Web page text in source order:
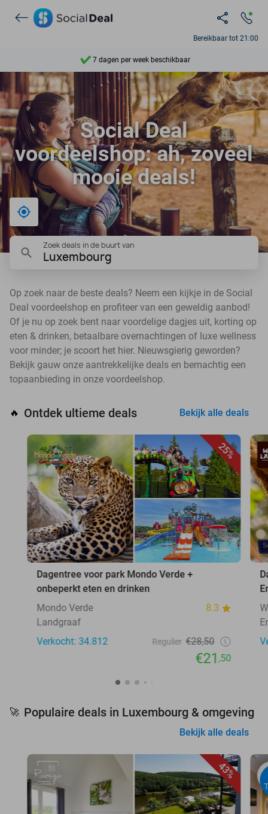
Bereikbaar tot 21:00
7 dagen per week beschikbaar
10+ miljoen leden
9,4
Ontdek 15.000+ deals
Social Deal
voordeelshop: ah, zoveel
mooie deals!
Bij mij in de buurt
Zoek deals in de buurt van
Luxembourg
Op zoek naar de beste deals? Neem een kijkje in de Social
Deal voordeelshop en profiteer van een geweldig aanbod!
Of je nu op zoek bent naar voordelige dagjes uit, korting op
eten & drinken, betaalbare overnachtingen of luxe wellness
voor minder; je scoort het hier. Nieuwsgierig geworden?
Bekijk gauw onze aantrekkelijke deals en bemachtig een
topaanbieding in onze voordeelshop.
🔥 Ontdek ultieme deals Bekijk alle deals
25%
Dagentree voor park Mondo Verde +
onbeperkt eten en drinken
Mondo Verde
8.3
Landgraaf
Verkocht: 34.812
Regulier €28,50
€21,50
🚀 Populaire deals in Luxembourg & omgeving
Bekijk alle deals
43%